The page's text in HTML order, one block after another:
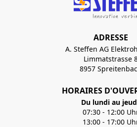
ADRESSE
A. Steffen AG
Limmatstrasse
8957
HORAIRES
Du lundi au
07:30 - 12:00
13:00 - 17:00